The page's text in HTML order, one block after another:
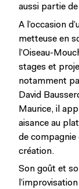
aussi partie
A l’occasion
metteuse en
l’Oiseau-
stages et
notamment
David
Maurice, il
aisance au
de compagnie
création.
Son goût et